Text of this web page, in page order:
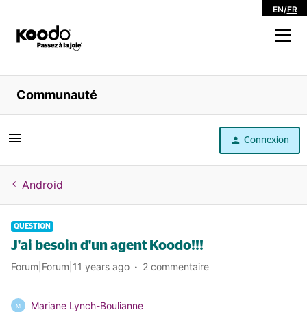
EN/FR
Magasiner
Libre service
Aide
Communauté
Connexion
Android
QUESTION
J'ai besoin d'un agent Koodo!!!
Forum|Forum|11 years ago 2 commentaire
M Mariane Lynch-Boulianne